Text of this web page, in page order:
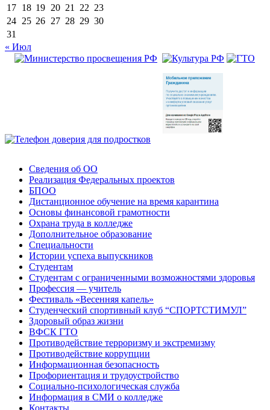
17 18 19 20 21 22 23
24 25 26 27 28 29 30
31
« Июл
Сведения об ОО
Реализация Федеральных проектов
БПОО
Дистанционное обучение на время карантина
Основы финансовой грамотности
Охрана труда в колледже
Дополнительное образование
Специальности
Истории успеха выпускников
Студентам
Студентам с ограниченными возможностями здоровья
Профессия — учитель
Фестиваль «Весенняя капель»
Студенческий спортивный клуб “СПОРТСТИМУЛ”
Здоровый образ жизни
ВФСК ГТО
Противодействие терроризму и экстремизму
Противодействие коррупции
Информационная безопасность
Профориентация и трудоустройство
Социально-психологическая служба
Информация в СМИ о колледже
Контакты